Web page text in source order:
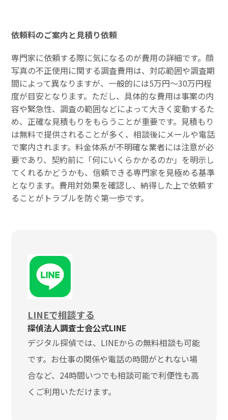
依頼料のご案内と見積り依頼
専門家に依頼する際に気になるのが費用の詳細です。顔
写真の不正使用に関する調査費用は、対応範囲や調査期
間によって異なりますが、一般的には5万円〜30万円程
度が目安となります。ただし、具体的な費用は事案の内
容や緊急性、調査の範囲などによって大きく変動するた
め、正確な見積もりをもらうことが重要です。見積もり
は無料で提供されることが多く、相談後にメールや電話
で案内されます。料金体系が不明確な業者には注意が必
要であり、契約前に「何にいくらかかるのか」を明示し
てくれるかどうかも、信頼できる専門家を見極める基準
となります。費用対効果を確認し、納得した上で依頼す
ることがトラブルを防ぐ第一歩です。
LINEで相談する
探偵法人調査士会公式LINE
デジタル探偵では、LINEからの無料相談も可能
です。お仕事の関係や電話の時間がとれない場
合など、24時間いつでも相談可能で利便性も高
くご利用いただけます。